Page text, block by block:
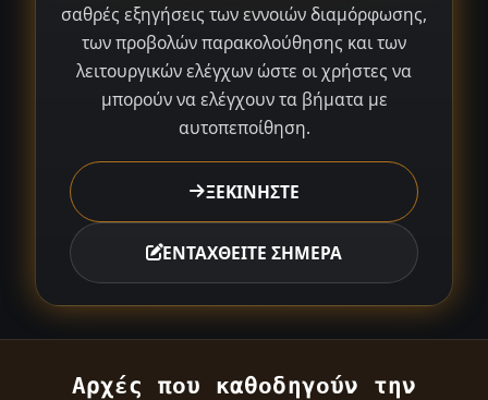
σαθρές εξηγήσεις των εννοιών διαμόρφωσης,
των προβολών παρακολούθησης και των
λειτουργικών ελέγχων ώστε οι χρήστες να
μπορούν να ελέγχουν τα βήματα με
αυτοπεποίθηση.
ΞΕΚΙΝΗΣΤΕ
ΕΝΤΑΧΘΕΙΤΕ ΣΗΜΕΡΑ
Αρχές που καθοδηγούν την